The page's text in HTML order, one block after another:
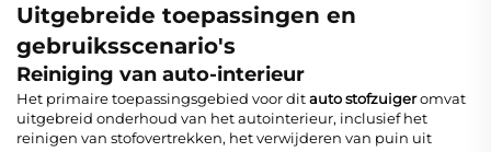
Uitgebreide toepassingen en
gebruiksscenario's
Reiniging van auto-interieur
Het primaire toepassingsgebied voor ditauto stofzuigeromvat
uitgebreid onderhoud van het autointerieur, inclusief het
reinigen van stofovertrekken, het verwijderen van puin uit